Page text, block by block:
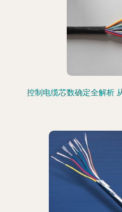
控制电缆芯数确定全解析